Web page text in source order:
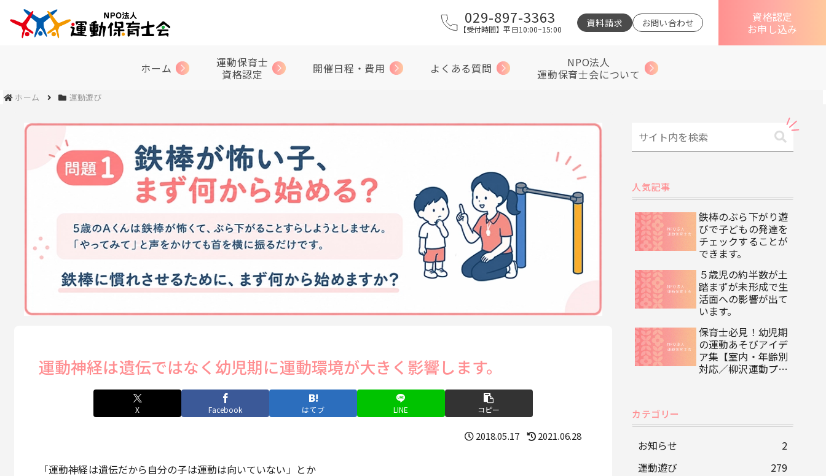
029-897-3363
【受付時間】平日10:00~15:00
資料請求 お問い合わせ
資格認定
お申し込み
ホーム
運動保育士
資格認定
開催日程・費用 よくある質問
NPO法人
運動保育士会について
ホーム 運動遊び
運動神経は遺伝ではなく幼児期に運動環境が大きく影響します。
X Facebook はてブ LINE コピー
2018.05.17 2021.06.28
「運動神経は遺伝だから自分の子は運動は向いていない」とか
人気記事
鉄棒のぶら下がり遊
びで子どもの発達を
チェックすることが
できます。
５歳児の約半数が土
踏まずが未形成で生
活面への影響が出て
います。
保育士必見！幼児期
の運動あそびアイデ
ア集【室内・年齢別
対応／柳沢運動プロ
カテゴリー
お知らせ
2
運動遊び
279